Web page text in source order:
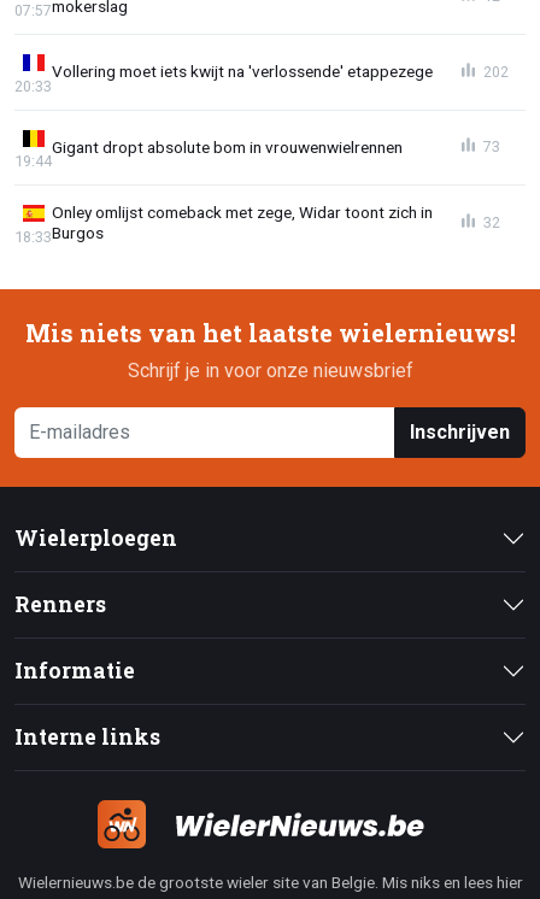
mokerslag
07:57
Vollering moet iets kwijt na 'verlossende' etappezege
20:33
202
Gigant dropt absolute bom in vrouwenwielrennen
19:44
73
Onley omlijst comeback met zege, Widar toont zich in
Burgos
18:33
32
Mis niets van het laatste wielernieuws!
Schrijf je in voor onze nieuwsbrief
Inschrijven
Wielerploegen
Renners
Informatie
Interne links
Wielernieuws.be de grootste wieler site van Belgie. Mis niks en lees hier